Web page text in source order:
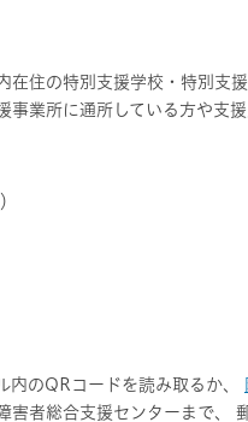
在住の特別支援学校・特別支
事業所に通所している方や支
内のQRコードを読み取るか、
害者総合支援センターまで、